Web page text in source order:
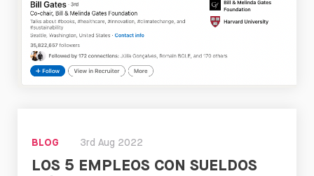
BLOG 3rd Aug 2022
LOS 5 EMPLEOS CON SUELDOS